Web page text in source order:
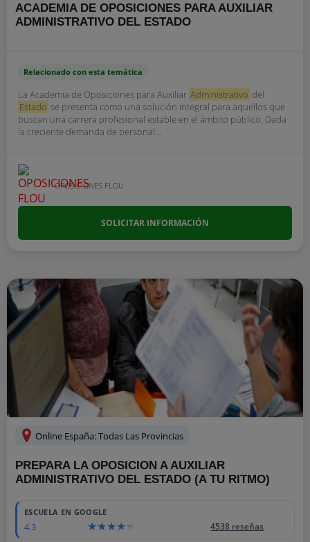
ACADEMIA DE OPOSICIONES PARA AUXILIAR
ADMINISTRATIVO DEL ESTADO
Relacionado con esta temática
La Academia de Oposiciones para Auxiliar Administrativo del
Estado se presenta como una solución integral para aquellos que
buscan una carrera profesional estable en el ámbito público. Dada
la creciente demanda de personal...
OPOSICIONES FLOU
SOLICITAR INFORMACIÓN
Online España: Todas Las Provincias
PREPARA LA OPOSICION A AUXILIAR
ADMINISTRATIVO DEL ESTADO (A TU RITMO)
ESCUELA EN GOOGLE
4.3 4538 reseñas